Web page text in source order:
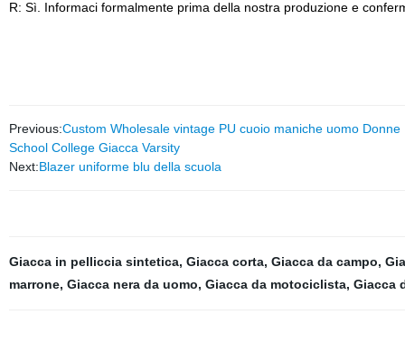
R: Sì. Informaci formalmente prima della nostra produzione e
Previous:Custom Wholesale vintage PU cuoio maniche uomo
School College Giacca Varsity
Next:Blazer uniforme blu della scuola
Giacca in pelliccia sintetica, Giacca corta, Giacca da campo,
marrone, Giacca nera da uomo, Giacca da motociclista, Giacca